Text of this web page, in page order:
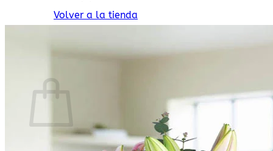
Volver a la tienda
No hay productos en el carrito.